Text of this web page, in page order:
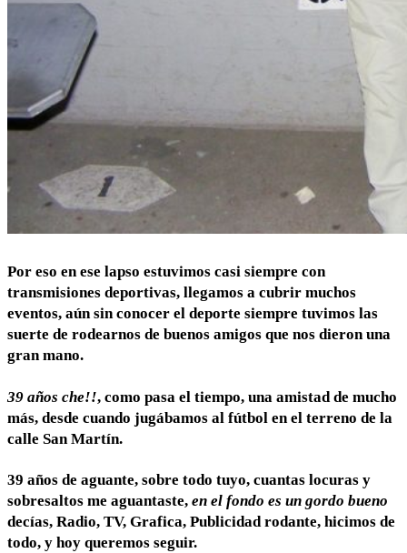
Por eso en ese lapso estuvimos casi siempre con
transmisiones deportivas, llegamos a cubrir muchos
eventos, aún sin conocer el deporte siempre tuvimos las
suerte de rodearnos de buenos amigos que nos dieron una
gran mano.
39 años che!!, como pasa el tiempo, una amistad de mucho
más, desde cuando jugábamos al fútbol en el terreno de la
calle San Martín.
39 años de aguante, sobre todo tuyo, cuantas locuras y
sobresaltos me aguantaste, en el fondo es un gordo bueno
decías, Radio, TV, Grafica, Publicidad rodante, hicimos de
todo, y hoy queremos seguir.